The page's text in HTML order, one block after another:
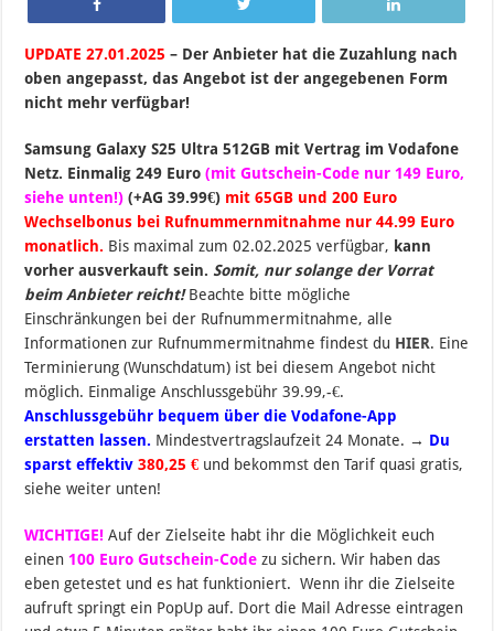
UPDATE 27.01.2025 – Der Anbieter hat die Zuzahlung nach
oben angepasst, das Angebot ist der angegebenen Form
nicht mehr verfügbar!
Samsung Galaxy S25 Ultra 512GB mit Vertrag im Vodafone
Netz. Einmalig 249 Euro(mit Gutschein-Code nur 149 Euro,
siehe unten!) (+AG 39.99€) mit 65GB und 200 Euro
Wechselbonus bei Rufnummernmitnahme nur 44.99 Euro
monatlich. Bis maximal zum 02.02.2025 verfügbar, kann
vorher ausverkauft sein. Somit, nur solange der Vorrat
beim Anbieter reicht!Beachte bitte mögliche
Einschränkungen bei der Rufnummermitnahme, alle
Informationen zur Rufnummermitnahme findest du HIER. Eine
Terminierung (Wunschdatum) ist bei diesem Angebot nicht
möglich. Einmalige Anschlussgebühr 39.99,-€.
Anschlussgebühr bequem über die Vodafone-App
erstatten lassen. Mindestvertragslaufzeit 24 Monate. → Du
sparst effektiv 380,25 € und bekommst den Tarif quasi gratis,
siehe weiter unten!
WICHTIGE! Auf der Zielseite habt ihr die Möglichkeit euch
einen 100 Euro Gutschein-Code zu sichern. Wir haben das
eben getestet und es hat funktioniert. Wenn ihr die Zielseite
aufruft springt ein PopUp auf. Dort die Mail Adresse eintragen